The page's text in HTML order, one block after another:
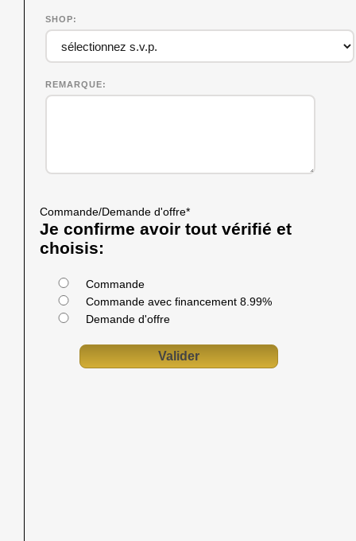
SHOP
REMARQUE
Commande/Demande d'offre*
Je confirme avoir tout vérifié et
choisis:
Commande
Commande avec financement 8.99%
Demande d'offre